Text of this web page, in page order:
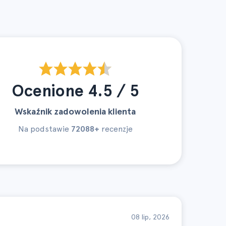
Ocenione 4.5 / 5
Wskaźnik zadowolenia klienta
Na podstawie 72088+ recenzje
08 lip, 2026